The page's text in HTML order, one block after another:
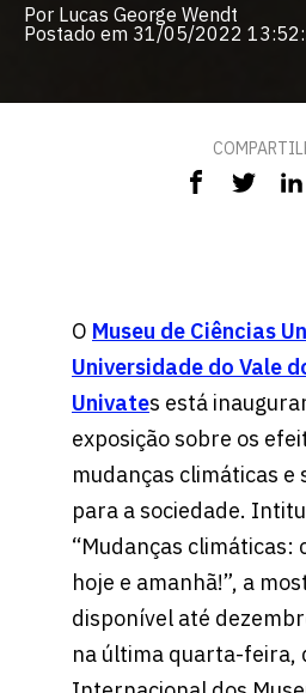
Por Lucas George Wendt
Postado em 31/05/2022
O Museu de Ciências
Universidade do Vale
Univates está
exposição sobre os
mudanças climáticas e
para a sociedade.
“Mudanças climáticas:
hoje e amanhã!”, a
disponível até
na última quarta-feira,